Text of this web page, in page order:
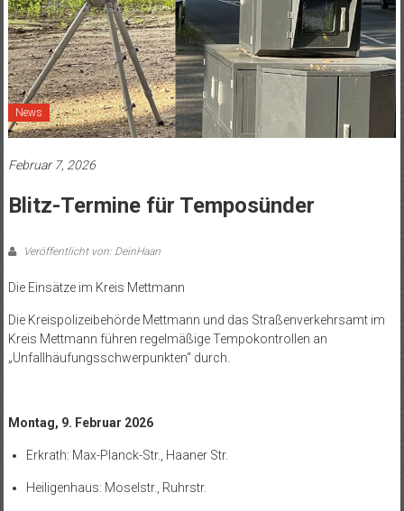
News
Februar 7, 2026
Blitz-Termine für Temposünder
Veröffentlicht von: DeinHaan
Die Einsätze im Kreis Mettmann
Die Kreispolizeibehörde Mettmann und das Straßenverkehrsamt im
Kreis Mettmann führen regelmäßige Tempokontrollen an
„Unfallhäufungsschwerpunkten“ durch.
Montag, 9. Februar 2026
Erkrath: Max-Planck-Str., Haaner Str.
Heiligenhaus: Moselstr., Ruhrstr.